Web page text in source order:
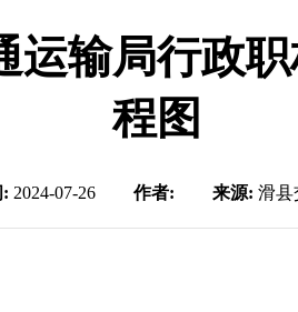
运输局行政
程图
: 2024-07-26 作者: 来源: 滑县